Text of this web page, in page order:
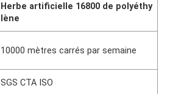
Herbe artificielle 16800 de polyéthy
lène
10000 mètres carrés par semaine
SGS CTA ISO